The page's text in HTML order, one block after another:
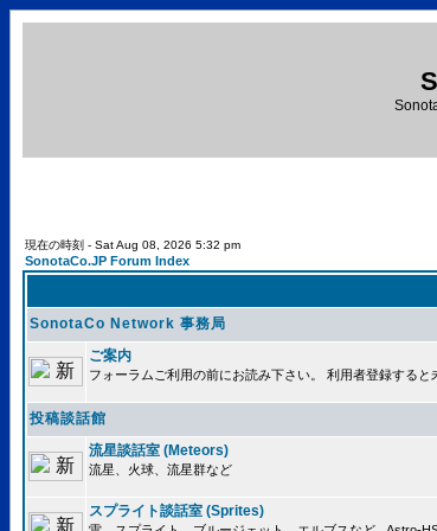
現在の時刻 - Sat Aug 08, 2026 5:32 pm
SonotaCo.JP Forum Index
SonotaCo Network 事務局
ご案内
フォーラムご利用の前にお読み下さい。 利用者登録すると
投稿談話館
流星談話室 (Meteors)
流星、火球、流星群など
スプライト談話室 (Sprites)